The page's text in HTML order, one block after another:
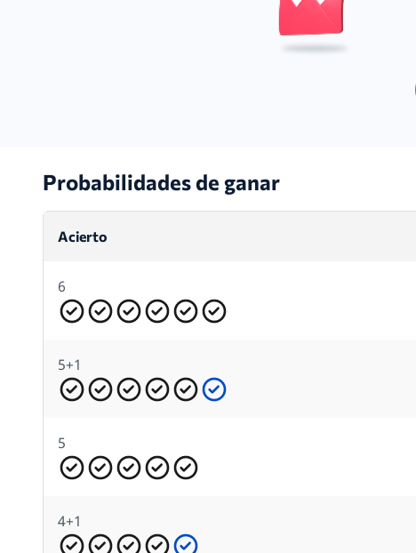
Probabilidades de ganar
Acierto
6
5+1
5
4+1